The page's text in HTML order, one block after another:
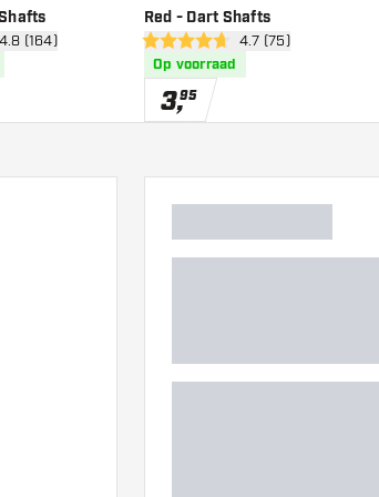
reviews drawer
4.8 (164)
Red - Dart Shafts
open reviews
4.7 score sterren4.7 (75)
Op voorraad
3,95